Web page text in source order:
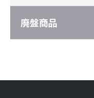
廃盤商品